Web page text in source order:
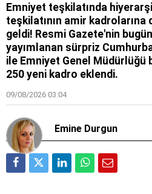
Emniyet teşkilatında
teşkilatının amir kadrolarına
geldi! Resmi Gazete'nin
yayımlanan sürpriz
ile Emniyet Genel Müdürlüğü
250 yeni kadro eklendi.
09/08/2026 03:04
Emine Durgun